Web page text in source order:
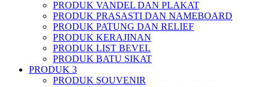
PRODUK VANDEL DAN PLAKAT
PRODUK PRASASTI DAN NAMEBOARD
PRODUK PATUNG DAN RELIEF
PRODUK KERAJINAN
PRODUK LIST BEVEL
PRODUK BATU SIKAT
PRODUK 3
PRODUK SOUVENIR